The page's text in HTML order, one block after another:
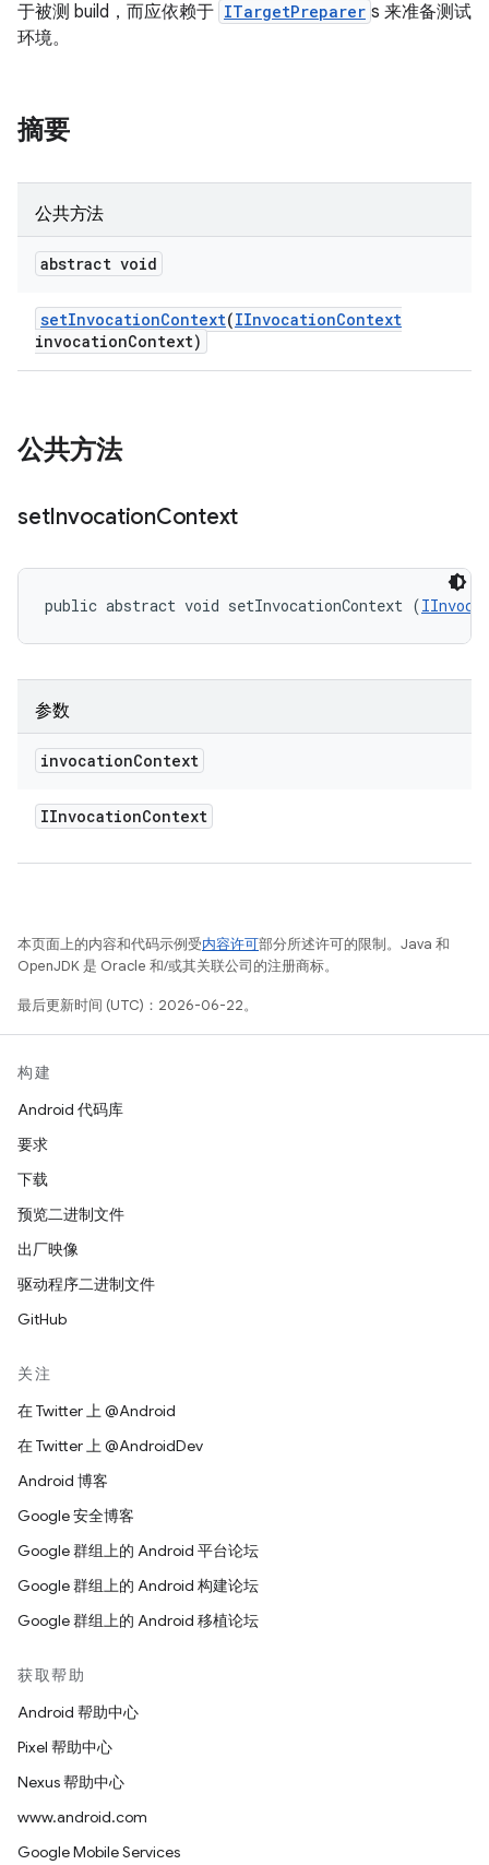
于被测 build，而应依赖于 ITargetPreparer s 来准备测试
环境。
摘要
公共方法
abstract void
setInvocationContext(IInvocationContext
invocationContext)
公共方法
setInvocationContext
public abstract void setInvocationContext (
参数
invocationContext
IInvocationContext
本页面上的内容和代码示例受内容许可部分所述许可的限制。Java 和
OpenJDK 是 Oracle 和/或其关联公司的注册商标。
最后更新时间 (UTC)：2026-06-22。
构建
Android 代码库
要求
下载
预览二进制文件
出厂映像
驱动程序二进制文件
GitHub
关注
在 Twitter 上 @Android
在 Twitter 上 @AndroidDev
Android 博客
Google 安全博客
Google 群组上的 Android 平台论坛
Google 群组上的 Android 构建论坛
Google 群组上的 Android 移植论坛
获取帮助
Android 帮助中心
Pixel 帮助中心
Nexus 帮助中心
www.android.com
Google Mobile Services